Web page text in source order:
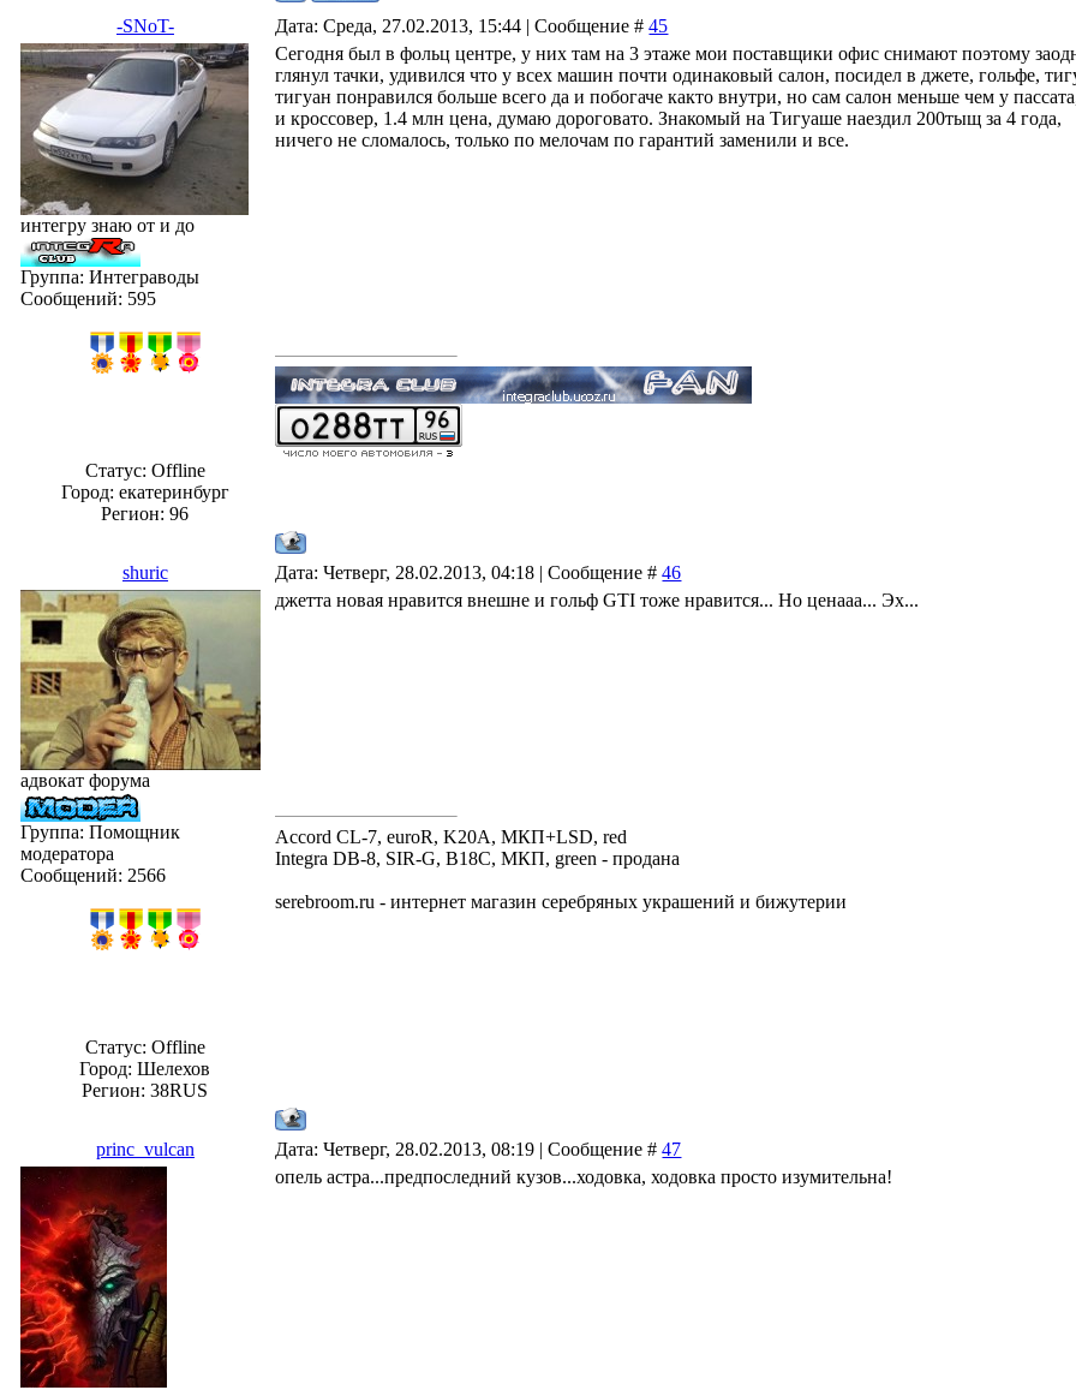
-SNoT- Дата: Среда, 27.02.2013, 15:44 | Сообщение #45
интегру знаю от и до
Группа: Интеграводы
Сообщений: 595
Статус: Offline
Город: екатеринбург
Регион: 96
Сегодня был в фольц центре, у них там на 3 этаже мои поставщики офис снимают поэтому
глянул тачки, удивился что у всех машин почти одинаковый салон, посидел в джете, гольфе,
тигуан понравился больше всего да и побогаче както внутри, но сам салон меньше чем у
и кроссовер, 1.4 млн цена, думаю дороговато. Знакомый на Тигуаше наездил 200тыщ за 4 года,
ничего не сломалось, только по мелочам по гарантий заменили и все.
shuric Дата: Четверг, 28.02.2013, 04:18 | Сообщение #46
адвокат форума
Группа: Помощник
модератора
Сообщений: 2566
Статус: Offline
Город: Шелехов
Регион: 38RUS
джетта новая нравится внешне и гольф GTI тоже нравится... Но ценааа... Эх...
Accord CL-7, euroR, K20A, МКП+LSD, red
Integra DB-8, SIR-G, B18C, МКП, green - продана
serebroom.ru - интернет магазин серебряных украшений и бижутерии
princ_vulcan Дата: Четверг, 28.02.2013, 08:19 | Сообщение #47
опель астра...предпоследний кузов...ходовка, ходовка просто изумительна!